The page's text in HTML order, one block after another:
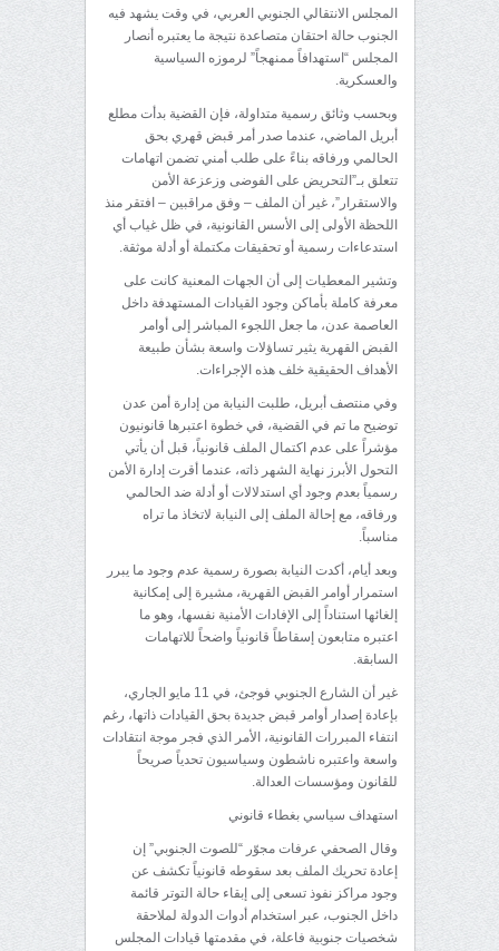
المجلس الانتقالي الجنوبي العربي، في وقت يشهد فيه
الجنوب حالة احتقان متصاعدة نتيجة ما يعتبره أنصار
المجلس “استهدافاً ممنهجاً” لرموزه السياسية
والعسكرية.
وبحسب وثائق رسمية متداولة، فإن القضية بدأت مطلع
أبريل الماضي، عندما صدر أمر قبض قهري بحق
الحالمي ورفاقه بناءً على طلب أمني تضمن اتهامات
تتعلق بـ”التحريض على الفوضى وزعزعة الأمن
والاستقرار”، غير أن الملف – وفق مراقبين – افتقر منذ
اللحظة الأولى إلى الأسس القانونية، في ظل غياب أي
استدعاءات رسمية أو تحقيقات مكتملة أو أدلة موثقة.
وتشير المعطيات إلى أن الجهات المعنية كانت على
معرفة كاملة بأماكن وجود القيادات المستهدفة داخل
العاصمة عدن، ما جعل اللجوء المباشر إلى أوامر
القبض القهرية يثير تساؤلات واسعة بشأن طبيعة
الأهداف الحقيقية خلف هذه الإجراءات.
وفي منتصف أبريل، طلبت النيابة من إدارة أمن عدن
توضيح ما تم في القضية، في خطوة اعتبرها قانونيون
مؤشراً على عدم اكتمال الملف قانونياً، قبل أن يأتي
التحول الأبرز نهاية الشهر ذاته، عندما أقرت إدارة الأمن
رسمياً بعدم وجود أي استدلالات أو أدلة ضد الحالمي
ورفاقه، مع إحالة الملف إلى النيابة لاتخاذ ما تراه
مناسباً.
وبعد أيام، أكدت النيابة بصورة رسمية عدم وجود ما يبرر
استمرار أوامر القبض القهرية، مشيرة إلى إمكانية
إلغائها استناداً إلى الإفادات الأمنية نفسها، وهو ما
اعتبره متابعون إسقاطاً قانونياً واضحاً للاتهامات
السابقة.
غير أن الشارع الجنوبي فوجئ، في 11 مايو الجاري،
بإعادة إصدار أوامر قبض جديدة بحق القيادات ذاتها، رغم
انتفاء المبررات القانونية، الأمر الذي فجر موجة انتقادات
واسعة واعتبره ناشطون وسياسيون تحدياً صريحاً
للقانون ومؤسسات العدالة.
استهداف سياسي بغطاء قانوني
وقال الصحفي عرفات مجوّر “للصوت الجنوبي” إن
إعادة تحريك الملف بعد سقوطه قانونياً تكشف عن
وجود مراكز نفوذ تسعى إلى إبقاء حالة التوتر قائمة
داخل الجنوب، عبر استخدام أدوات الدولة لملاحقة
شخصيات جنوبية فاعلة، في مقدمتها قيادات المجلس